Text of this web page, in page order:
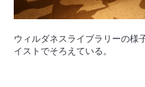
ウィルダネスライブラリーの様
イストでそろえている。